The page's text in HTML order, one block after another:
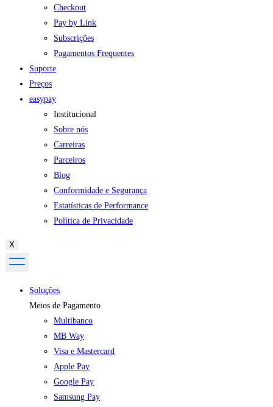
Checkout
Pay by Link
Subscrições
Pagamentos Frequentes
Suporte
Preços
easypay
Institucional
Sobre nós
Carreiras
Parceiros
Blog
Conformidade e Segurança
Estatísticas de Performance
Política de Privacidade
X
Soluções
Meios de Pagamento
Multibanco
MB Way
Visa e Mastercard
Apple Pay
Google Pay
Samsung Pay